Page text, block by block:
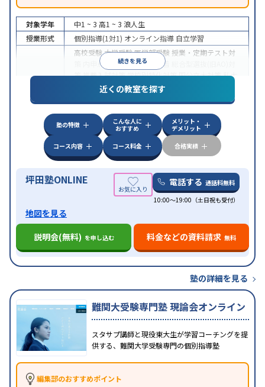
続きを見る
対象学年 中1 ~ 3 高1 ~ 3 浪人生
授業形式
個別指導(1対1) オンライン指導 自立学習
高校受験大学受験医学部受験 授業・定期テスト対
内申点対策学習習慣の定着
策推薦入試対策学校別特化対策国公立大対策私大
共通テスト対策英検(英語検定)対策
その
特徴
中高一貫校生に対応授業の振替可能 不登校生に対
学習にPC・タブレットを利用オンライン対応
科目から受講可能季節講習のみの受講可発達障害
の子どもに対応
近くの教室を探す
塾の特徴
こんな人に
おすすめ
メリット・
デメリット
コース内容
コース料金 合格実績
坪田塾ONLINE 電話する 通話料無料
10:00～19:00（土日祝も受付）
地図を見る
説明会(無料) を申し込む 料金などの資料請求 無料
塾の詳細を見る
難関大受験専門塾 現論会オンライン
スタサプ講師と現役東大生が学習コーチングを提
供する、難関大学受験専門の個別指導塾
編集部のおすすめポイント